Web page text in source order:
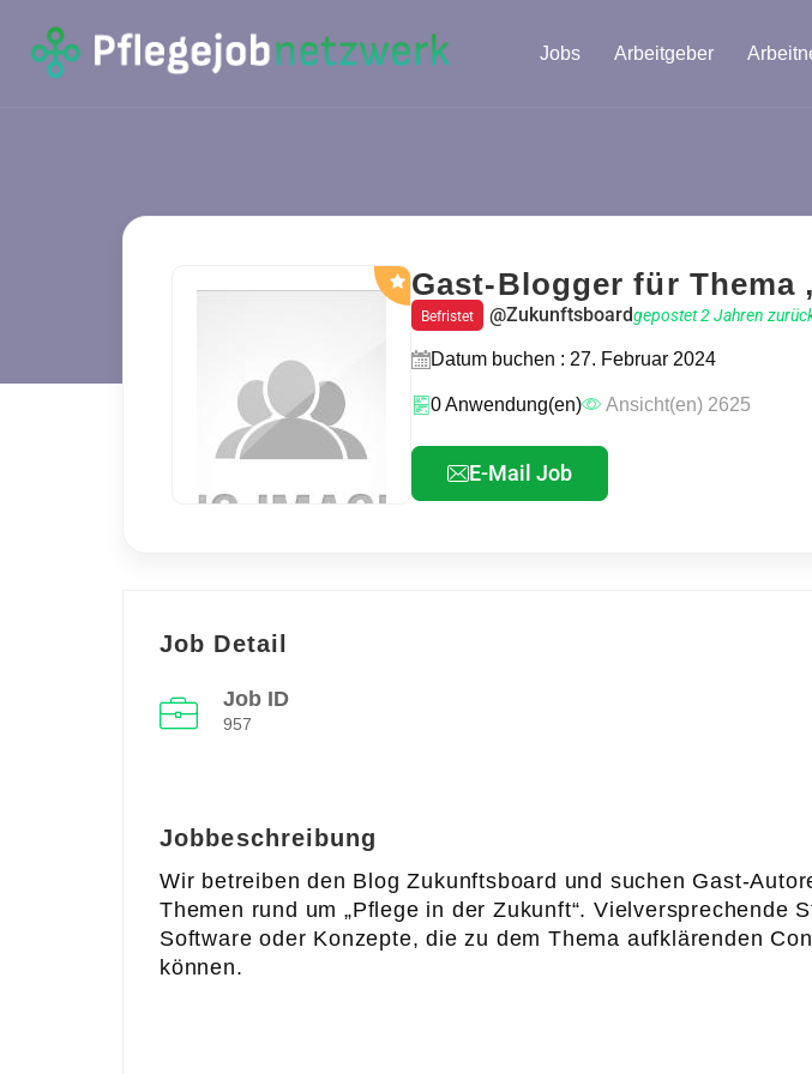
Jobs Arbeitgeber
Gast-Blogger für Thema
Befristet @Zukunftsboardgepostet 2 Jahren
Datum buchen : 27. Februar 2024
0 Anwendung(en) Ansicht(en) 2625
E-Mail Job
Job Detail
Job ID
957
Jobbeschreibung
Wir betreiben den Blog Zukunftsboard und suchen Gast-
Themen rund um „Pflege in der Zukunft“. Vielversprechende
Software oder Konzepte, die zu dem Thema aufklärenden
können.